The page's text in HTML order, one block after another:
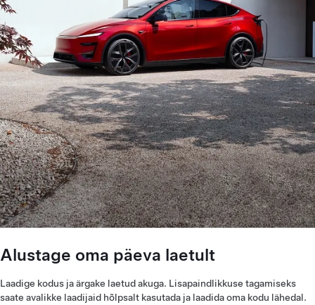
Alustage oma päeva laetult
Laadige kodus ja ärgake laetud akuga. Lisapaindlikkuse tagamiseks
saate avalikke laadijaid hõlpsalt kasutada ja laadida oma kodu lähedal.